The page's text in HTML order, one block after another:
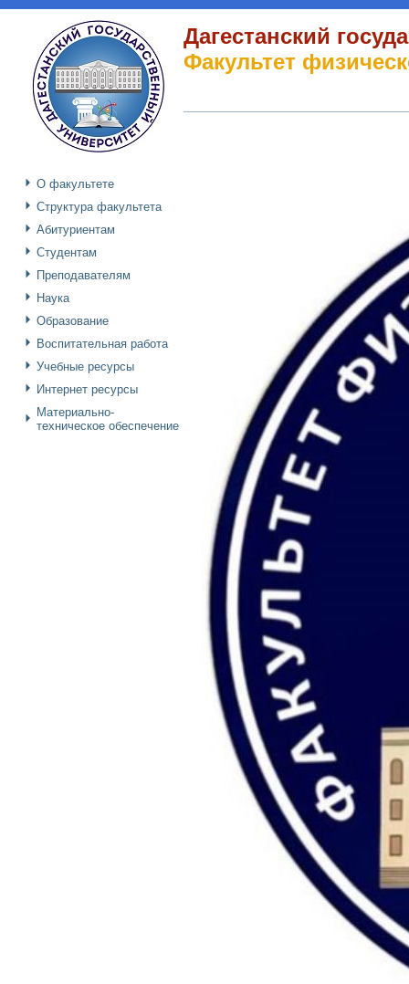
О факультете
Структура факультета
Абитуриентам
Студентам
Преподавателям
Наука
Образование
Воспитательная работа
Учебные ресурсы
Интернет ресурсы
Материально-
техническое обеспечение
Дагестанский
Факультет